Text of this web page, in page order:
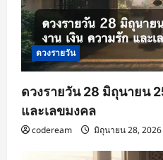
ดวงรายวัน
ดวงรายวัน 28 มิถุนายน
และเลขมงคล
codeream มิถุนายน 28, 2026